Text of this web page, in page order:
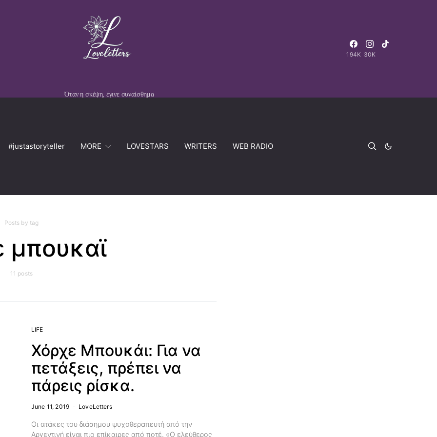
Όταν η σκέψη, έγινε συναίσθημα
194K 30K
#justastoryteller MORE LOVESTARS WRITERS WEB RADIO
Posts by tag
μπουκαϊ
11 posts
LIFE
Χόρχε Μπουκάι: Για να
πετάξεις, πρέπει να
πάρεις ρίσκα.
June 11, 2019 LoveLetters
Οι ατάκες του διάσημου ψυχοθεραπευτή από την
Αργεντινή είναι πιο επίκαιρες από ποτέ. «Ο ελεύθερος